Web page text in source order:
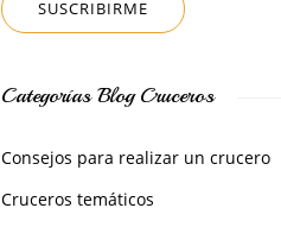
Categorías Blog Cruceros
Consejos para realizar un crucero
Cruceros temáticos